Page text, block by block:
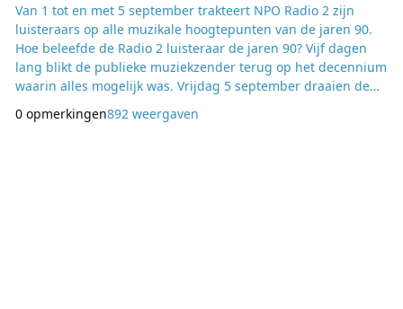
Van 1 tot en met 5 september trakteert NPO Radio 2 zijn
luisteraars op alle muzikale hoogtepunten van de jaren 90.
Hoe beleefde de Radio 2 luisteraar de jaren 90? Vijf dagen
lang blikt de publieke muziekzender terug op het decennium
waarin alles mogelijk was. Vrijdag 5 september draaien de
de website van Radio 2 kan worden gestemd voor de lijst.
0 opmerkingen892 weergaven